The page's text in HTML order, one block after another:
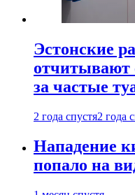
Эстонские
отчитывают
за частые
2 года спустя2 года
Нападение
попало на